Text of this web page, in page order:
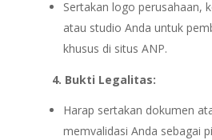
Sertakan logo perusahaan,
atau studio Anda untuk
khusus di situs ANP.
4. Bukti Legalitas:
Harap sertakan dokumen
memvalidasi Anda sebagai